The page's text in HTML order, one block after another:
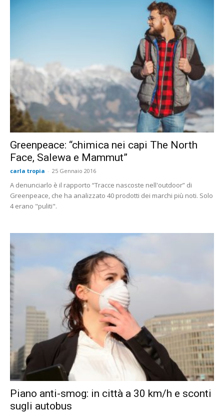
Greenpeace: “chimica nei capi The North
Face, Salewa e Mammut”
carla tropia - 25 Gennaio 2016
A denunciarlo è il rapporto “Tracce nascoste nell'outdoor” di
Greenpeace, che ha analizzato 40 prodotti dei marchi più noti. Solo
4 erano "puliti".
Piano anti-smog: in città a 30 km/h e sconti
sugli autobus